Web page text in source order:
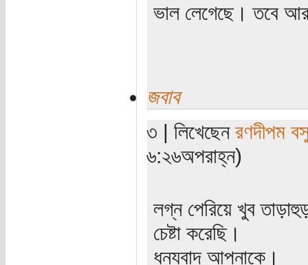
ভাল লেগেছে। তবে
জবাব
৩ | লিখেছেনরণদীপম
৬:২৬অপরাহ্ন)
লগ্ন পেরিয়ে খুব
চেষ্টা করেছি।
ধন্যবাদ আপনাকে।